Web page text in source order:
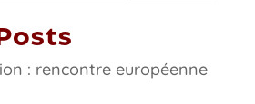
: rencontre européenne